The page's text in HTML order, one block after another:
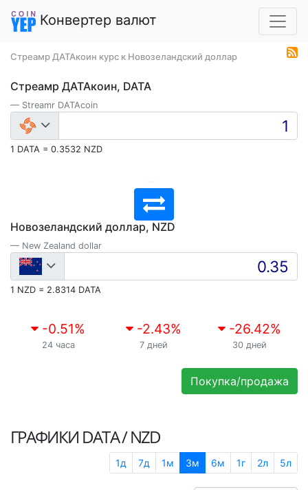
Конвертер валют
Стреамр ДАТАкоин курс к Новозеландский доллар
Стреамр ДАТАкоин, DATA
Streamr DATAcoin
1 DATA = 0.3532 NZD
Новозеландский доллар, NZD
New Zealand dollar
1 NZD = 2.8314 DATA
-0.51%
24 часа
-2.43%
7 дней
-26.42%
30 дней
Покупка/продажа
ГРАФИКИ DATA / NZD
1д 7д 1м 3м 6м 1г 2л 5л